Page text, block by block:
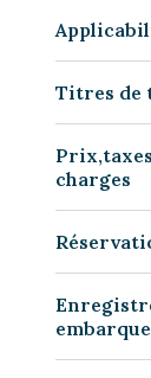
Titres de
charges